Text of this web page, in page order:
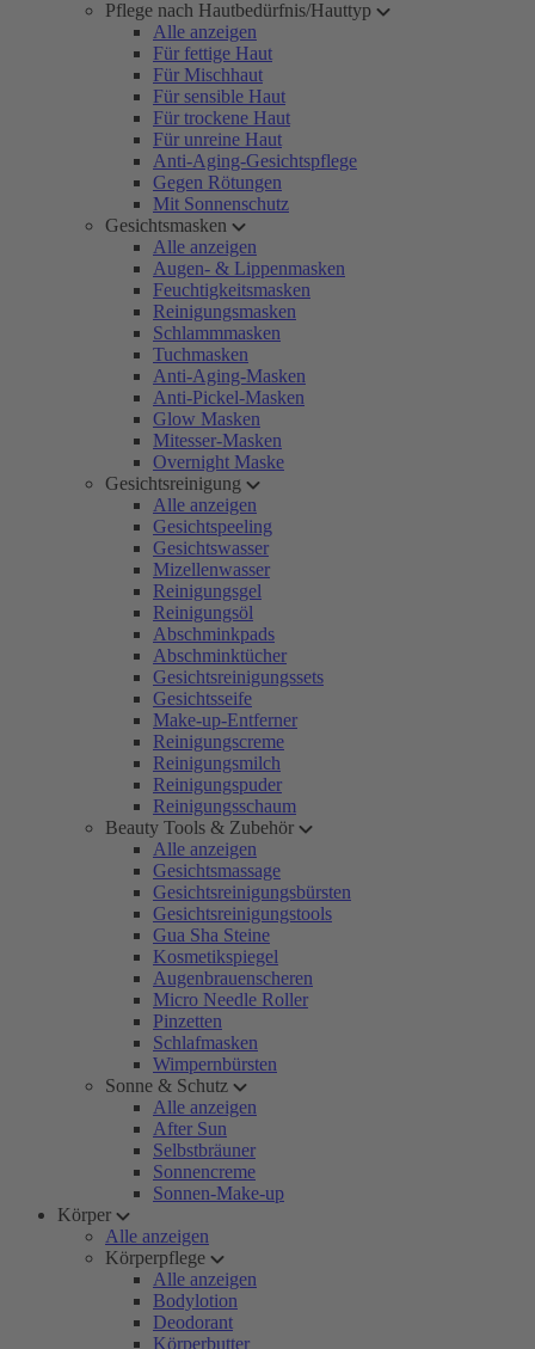
Pflege nach Hautbedürfnis/Hauttyp
Alle anzeigen
Für fettige Haut
Für Mischhaut
Für sensible Haut
Für trockene Haut
Für unreine Haut
Anti-Aging-Gesichtspflege
Gegen Rötungen
Mit Sonnenschutz
Gesichtsmasken
Alle anzeigen
Augen- & Lippenmasken
Feuchtigkeitsmasken
Reinigungsmasken
Schlammmasken
Tuchmasken
Anti-Aging-Masken
Anti-Pickel-Masken
Glow Masken
Mitesser-Masken
Overnight Maske
Gesichtsreinigung
Alle anzeigen
Gesichtspeeling
Gesichtswasser
Mizellenwasser
Reinigungsgel
Reinigungsöl
Abschminkpads
Abschminktücher
Gesichtsreinigungssets
Gesichtsseife
Make-up-Entferner
Reinigungscreme
Reinigungsmilch
Reinigungspuder
Reinigungsschaum
Beauty Tools & Zubehör
Alle anzeigen
Gesichtsmassage
Gesichtsreinigungsbürsten
Gesichtsreinigungstools
Gua Sha Steine
Kosmetikspiegel
Augenbrauenscheren
Micro Needle Roller
Pinzetten
Schlafmasken
Wimpernbürsten
Sonne & Schutz
Alle anzeigen
After Sun
Selbstbräuner
Sonnencreme
Sonnen-Make-up
Körper
Alle anzeigen
Körperpflege
Alle anzeigen
Bodylotion
Deodorant
Körperbutter